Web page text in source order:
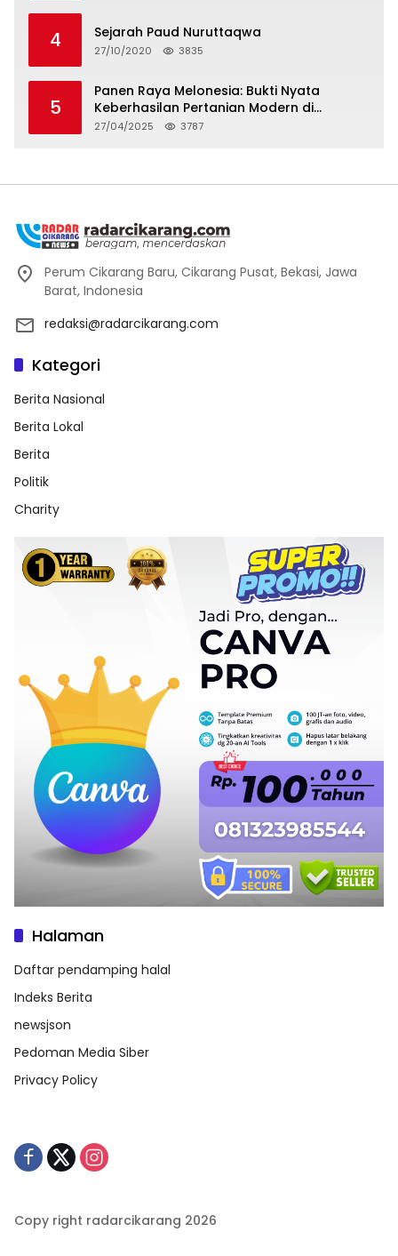
4 Sejarah Paud Nuruttaqwa
27/10/2020 3835
5
Panen Raya Melonesia: Bukti Nyata
Keberhasilan Pertanian Modern di
Kabupaten Bekasi
27/04/2025 3787
Perum Cikarang Baru, Cikarang Pusat, Bekasi, Jawa
Barat, Indonesia
redaksi@radarcikarang.com
Kategori
Berita Nasional
Berita Lokal
Berita
Politik
Charity
Halaman
Daftar pendamping halal
Indeks Berita
newsjson
Pedoman Media Siber
Privacy Policy
Copy right radarcikarang 2026